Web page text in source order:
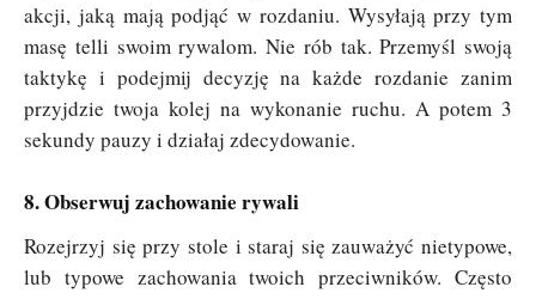
akcji, jaką mają podjąć w rozdaniu. Wysyłają przy tym
masę telli swoim rywalom. Nie rób tak. Przemyśl swoją
taktykę i podejmij decyzję na każde rozdanie zanim
przyjdzie twoja kolej na wykonanie ruchu. A potem 3
sekundy pauzy i działaj zdecydowanie.
8. Obserwuj zachowanie rywali
Rozejrzyj się przy stole i staraj się zauważyć nietypowe,
lub typowe zachowania twoich przeciwników. Często